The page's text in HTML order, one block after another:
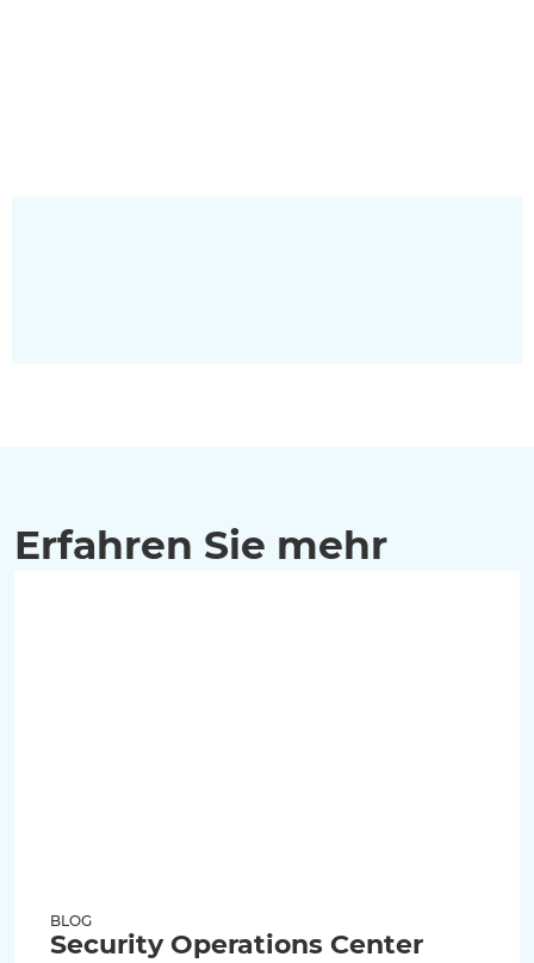
Erfahren Sie mehr
BLOG
Security Operations Center